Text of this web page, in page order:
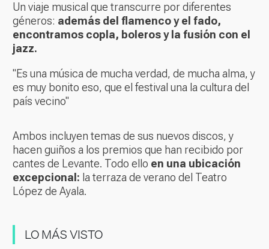
Un viaje musical que transcurre por diferentes
géneros: además del flamenco y el fado,
encontramos copla, boleros y la fusión con el
jazz.
"Es una música de mucha verdad, de mucha alma, y
es muy bonito eso, que el festival una la cultura del
país vecino"
Ambos incluyen temas de sus nuevos discos, y
hacen guiños a los premios que han recibido por
cantes de Levante. Todo ello en una ubicación
excepcional: la terraza de verano del Teatro
López de Ayala.
LO MÁS VISTO